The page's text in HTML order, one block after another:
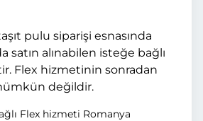
pulu siparişi esnasında
satın alınabilen isteğe bağlı
Flex hizmetinin sonradan
değildir.
Flex hizmeti Romanya